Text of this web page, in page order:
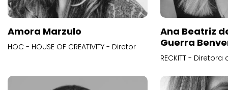
Amora Marzulo
HOC - HOUSE OF CREATIVITY - Diretor
Ana Beatriz
Guerra
RECKITT -